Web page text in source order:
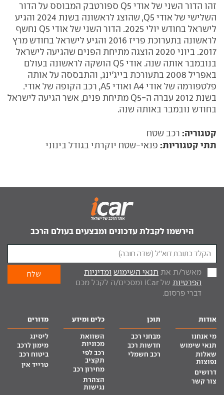
זהו הדור השני של אודי Q5 ספורטבק המבוסס על הדור
השלישי של אודי Q5, שהוצג לראשונה בשנת 2024 והגיע
לישראל בחודש יולי 2025. הדור השני של אודי Q5 נחשף
לראשונה בתערוכת פריז 2016 והגיע לישראל בחודש מרץ
2017. ביוני 2020 הוצגה מתיחת הפנים שהגיעה לישראל
בנובמבר אותה שנה. אודי Q5 הושקה לראשונה בעולם
באפריל 2008 בתעורכת בייג'ינג, והתבססה על אותה
פלטפורמה של אודי A4 ואודי A5, רכב הקופה של אודי.
בשנת 2012 עברה ה-Q5 מתיחת פנים, אשר הגיעה לישראל
בחודש נובמבר באותה שנה.
קטגוריה: רכב שטח
תתי קטגוריות: פנאי-שטח יוקרתי בגודל בינוני
הירשמו לקבלת עדכונים ומבצעים בעולם הרכב
מאשר/ת את תנאי השימוש ומדיניות
הפרטיות
של iCar ומסכים/ה לקבל מכם
דברי פרסום.
אודות
מי אנחנו
תנאי שימוש
שאלות
נפוצות
דרושים
צור קשר
תוכן
מבחני רכב
חדשות רכב
רכב חשמלי
כלים ומידע
השוואת
מכוניות
רכב לפי
תקציב
מחירון רכב
הצהרת
נגישות
מדורים
ליסינג
מימון לרכב
ביטוח רכב
טרייד אין